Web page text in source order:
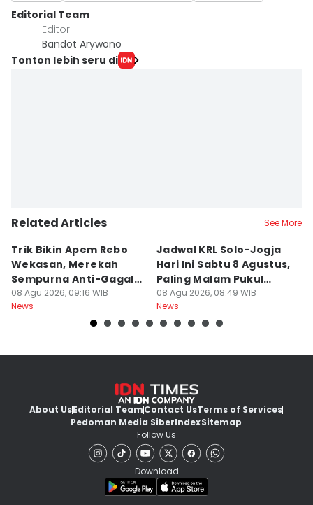
Editorial Team
Editor
Bandot Arywono
Tonton lebih seru di
Related Articles See More
Trik Bikin Apem Rebo
Wekasan, Merekah
Sempurna Anti-Gagal
Pakai Cetakan
Rumahan
08 Agu 2026, 09:16 WIB
News
Jadwal KRL Solo-Jogja
Hari Ini Sabtu 8 Agustus,
Paling Malam Pukul
20.42
08 Agu 2026, 08:49 WIB
News
About UsEditorial TeamContact UsTerms of Services
Pedoman Media SiberIndexSitemap
Follow Us
Download